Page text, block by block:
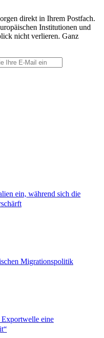
direkt in Ihrem Postfach.
Institutionen und
nicht verlieren. Ganz
ein, während sich die
Migrationspolitik
Exportwelle eine